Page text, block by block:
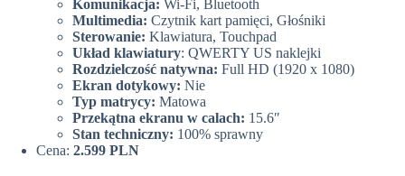
Komunikacja: Wi-Fi, Bluetooth
Multimedia: Czytnik kart pamięci, Głośniki
Sterowanie: Klawiatura, Touchpad
Układ klawiatury: QWERTY US naklejki
Rozdzielczość natywna: Full HD (1920 x 1080)
Ekran dotykowy: Nie
Typ matrycy: Matowa
Przekątna ekranu w calach: 15.6″
Stan techniczny: 100% sprawny
Cena: 2.599 PLN